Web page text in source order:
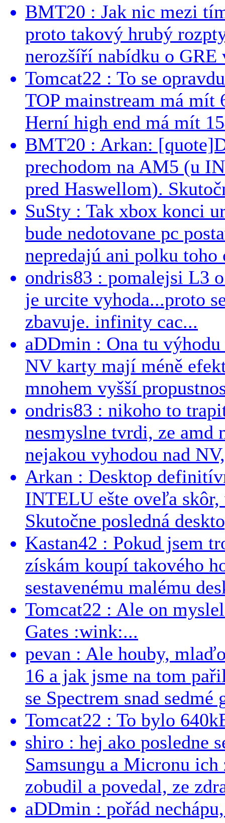
BMT20 : Jak nic mezi
proto takový hrubý
nerozšíří nabídku o GRE
Tomcat22 : To se
TOP mainstream má
Herní high end má mít
BMT20 : Arkan:
prechodom na AM5 (u
pred Haswellom).
SuSty : Tak xbox konci
bude nedotovane pc
nepredajú ani polku toho
ondris83 : pomalejsi L3
je urcite vyhoda...proto
zbavuje. infinity cac...
aDDmin : Ona tu
NV karty mají méně
mnohem vyšší
ondris83 : nikoho to
nesmyslne tvrdi, ze
nejakou vyhodou nad
Arkan : Desktop
INTELU ešte oveľa
Skutočne posledná
Kastan42 : Pokud jsem
získám koupí takového
sestavenému malému
Tomcat22 : Ale on
Gates :wink:...
pevan : Ale houby,
16 a jak jsme na tom
se Spectrem snad sedmé
Tomcat22 : To bylo
shiro : hej ako posledne
Samsungu a Micronu
zobudil a povedal, ze
aDDmin : pořád